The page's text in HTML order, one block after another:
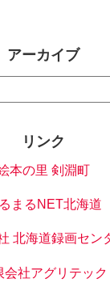
アーカイブ
リンク
本の里 剣淵町
まるNET北海道
北海道録画セン
会社アグリテック